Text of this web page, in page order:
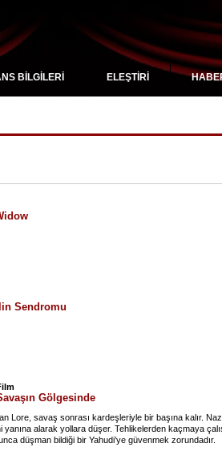
BİLGİLERİ ELEŞTİRİ
Sendromu
Gölgesinde
Lore, savaş sonrası kardeşleriyle bir başına kalır.
alarak yollara düşer. Tehlikelerden kaçmaya
düşman bildiği bir Yahudi’ye güvenmek zorundadır.